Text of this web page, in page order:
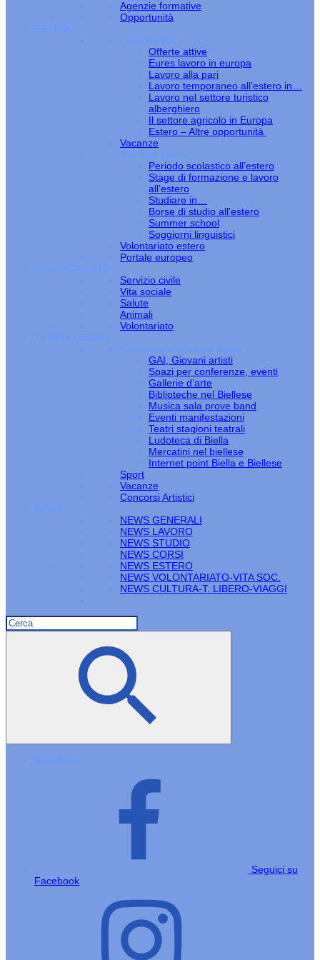
Agenzie formative
Opportunità
ESTERO
Lavoro estero
Offerte attive
Eures lavoro in europa
Lavoro alla pari
Lavoro temporaneo all’estero in…
Lavoro nel settore turistico
alberghiero
Il settore agricolo in Europa
Estero – Altre opportunità
Vacanze
Studiare estero
Periodo scolastico all’estero
Stage di formazione e lavoro
all’estero
Studiare in…
Borse di studio all'estero
Summer school
Soggiorni linguistici
Volontariato estero
Portale europeo
VOLONTARIATO
Servizio civile
Vita sociale
Salute
Animali
Volontariato
TEMPO LIBERO
Cultura arte e tempo libero
GAI, Giovani artisti
Spazi per conferenze, eventi
Gallerie d’arte
Biblioteche nel Biellese
Musica sala prove band
Eventi manifestazioni
Teatri stagioni teatrali
Ludoteca di Biella
Mercatini nel biellese
Internet point Biella e Biellese
Sport
Vacanze
Concorsi Artistici
NEWS
NEWS GENERALI
NEWS LAVORO
NEWS STUDIO
NEWS CORSI
NEWS ESTERO
NEWS VOLONTARIATO-VITA SOC.
NEWS CULTURA-T. LIBERO-VIAGGI
Seguici su
Seguici su
Facebook